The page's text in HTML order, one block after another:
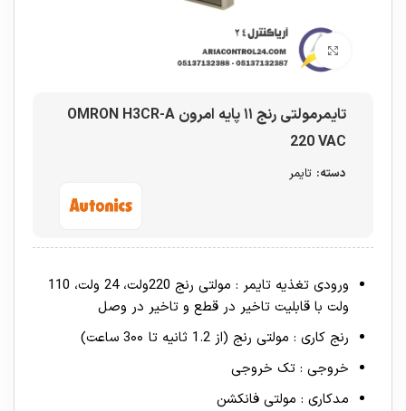
برای بزرگنمایی کلیک کنید
تایمرمولتی رنج ۱۱ پایه امرون OMRON H3CR-A
220 VAC
دسته: تایمر
ورودی تغذیه تایمر : مولتی رنج 220ولت، 24 ولت، 110
ولت با قابلیت تاخیر در قطع و تاخیر در وصل
رنج کاری : مولتی رنج (از 1.2 ثانیه تا 3۰۰ ساعت)
خروجی : تک خروجی
مدکاری : مولتی فانکشن